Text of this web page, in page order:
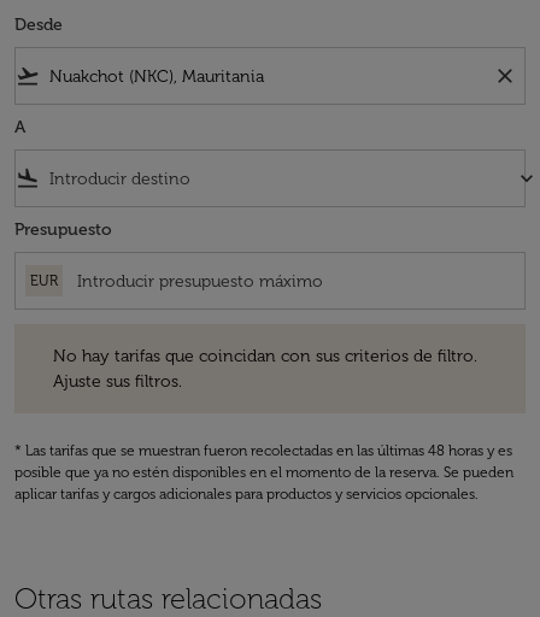
Desde
flight_takeoff close
A
flight_land keyboard_arrow_down
Presupuesto
EUR
No hay tarifas que coincidan con sus criterios de filtro.
Ajuste sus filtros.
* Las tarifas que se muestran fueron recolectadas en las últimas 48 horas y es
posible que ya no estén disponibles en el momento de la reserva. Se pueden
aplicar tarifas y cargos adicionales para productos y servicios opcionales.
Otras rutas relacionadas